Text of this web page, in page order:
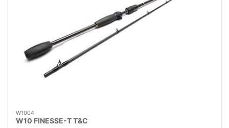
W1004
W10 FINESSE-T T&C